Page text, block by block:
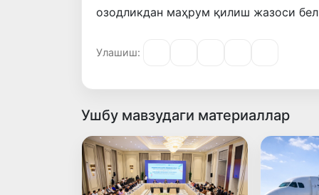
озодликдан маҳрум қилиш жазоси
Улашиш:
Ушбу мавзудаги материаллар